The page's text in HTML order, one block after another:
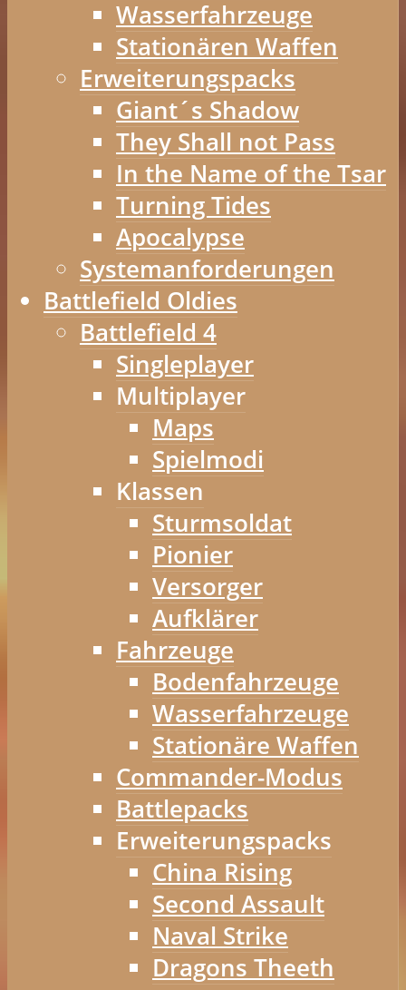
Wasserfahrzeuge
Stationären Waffen
Erweiterungspacks
Giant´s Shadow
They Shall not Pass
In the Name of the Tsar
Turning Tides
Apocalypse
Systemanforderungen
Battlefield Oldies
Battlefield 4
Singleplayer
Multiplayer
Maps
Spielmodi
Klassen
Sturmsoldat
Pionier
Versorger
Aufklärer
Fahrzeuge
Bodenfahrzeuge
Wasserfahrzeuge
Stationäre Waffen
Commander-Modus
Battlepacks
Erweiterungspacks
China Rising
Second Assault
Naval Strike
Dragons Theeth